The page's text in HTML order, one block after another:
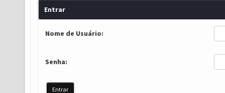
Entrar
Nome de Usuário:
Senha: